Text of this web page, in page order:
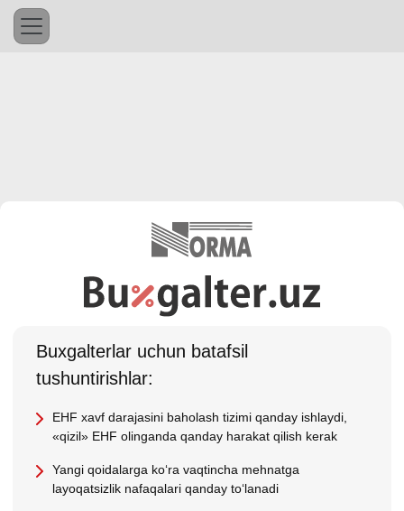
Buхgalterlar uchun batafsil
tushuntirishlar:
EHF хavf darajasini baholash tizimi qanday ishlaydi,
«qizil» EHF olinganda qanday harakat qilish kerak
Yangi qoidalarga koʻra vaqtincha mehnatga
layoqatsizlik nafaqalari qanday toʻlanadi